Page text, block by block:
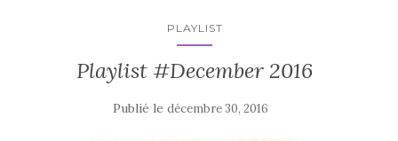
PLAYLIST
Playlist #December 2016
Publié le décembre 30, 2016